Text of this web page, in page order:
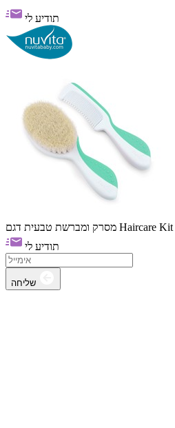
תודיע לי
מסרק ומברשת טבעית דגם Haircare Kit
תודיע לי